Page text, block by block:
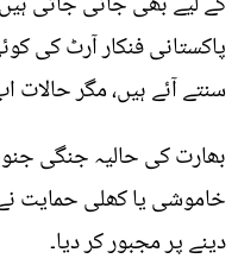
پاکستانی فنکار آرٹ کی
سنتے آئے ہیں، مگر حالات
بھارت کی حالیہ جنگی
خاموشی یا کھلی حمایت
دینے پر مجبور کر دیا۔